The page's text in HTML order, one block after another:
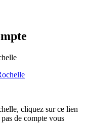
cliquez sur ce lien
de compte vous